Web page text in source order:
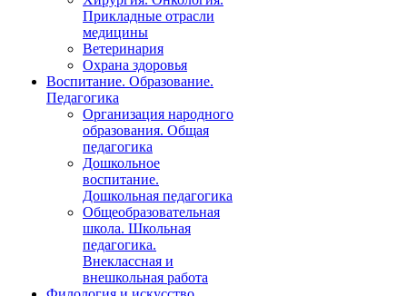
Прикладные отрасли
медицины
Ветеринария
Охрана здоровья
Воспитание. Образование.
Педагогика
Организация народного
образования. Общая
педагогика
Дошкольное
воспитание.
Дошкольная педагогика
Общеобразовательная
школа. Школьная
педагогика.
Внеклассная и
внешкольная работа